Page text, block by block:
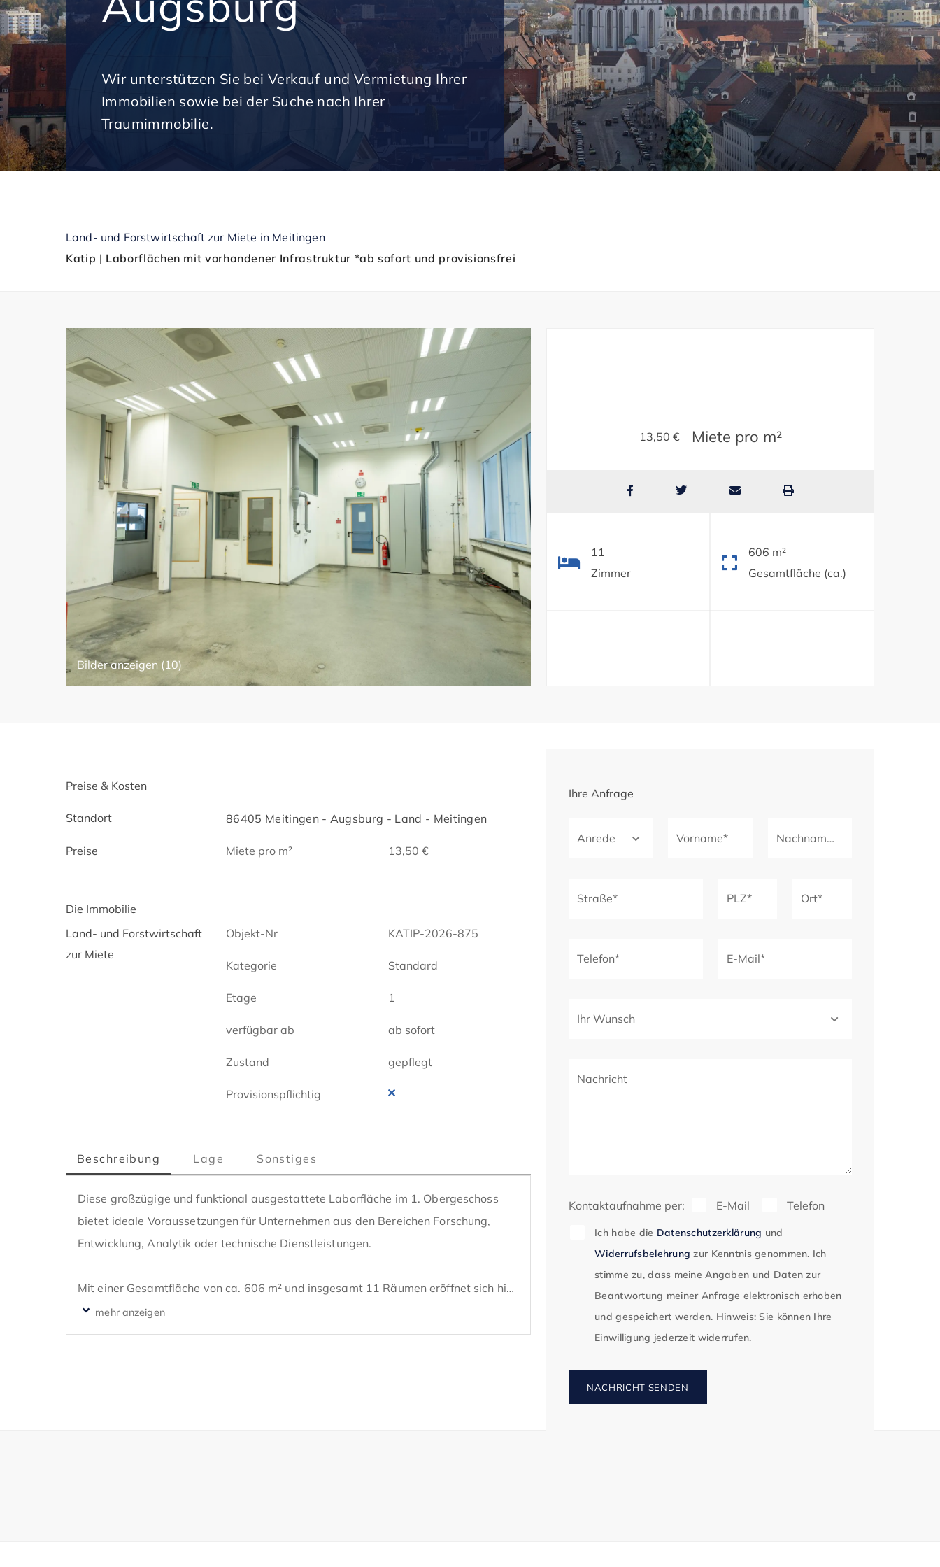
Wir unterstützen Sie bei Verkauf und Vermietung Ihrer
Immobilien sowie bei der Suche nach Ihrer
Traumimmobilie.
Land- und Forstwirtschaft zur Miete in Meitingen
Katip | Laborflächen mit vorhandener Infrastruktur *ab sofort und provisionsfrei
Bilder anzeigen (10)
13,50 € Miete pro m²
11
Zimmer
606 m²
Gesamtfläche (ca.)
Preise & Kosten
Standort 86405 Meitingen - Augsburg - Land - Meitingen
Preise Miete pro m² 13,50 €
Die Immobilie
Land- und Forstwirtschaft
zur Miete
Objekt-Nr KATIP-2026-875
Kategorie Standard
Etage 1
verfügbar ab ab sofort
Zustand gepflegt
Provisionspflichtig
Beschreibung Lage Sonstiges
Diese großzügige und funktional ausgestattete Laborfläche im 1. Obergeschoss
bietet ideale Voraussetzungen für Unternehmen aus den Bereichen Forschung,
Entwicklung, Analytik oder technische Dienstleistungen.
Mit einer Gesamtfläche von ca. 606 m² und insgesamt 11 Räumen eröffnet sich hier
eine vielseitig nutzbare Einheit, die sowohl für strukturierte Laborarbeit als auch für
begleitende Büro- oder Auswertungsbereiche bestens geeignet ist.
Ihre Anfrage
Anrede Vorname* Nachname*
Straße* PLZ* Ort*
Telefon* E-Mail*
Ihr Wunsch
Nachricht
Kontaktaufnahme per: E-Mail Telefon
Ich habe die Datenschutzerklärung und
Widerrufsbelehrung zur Kenntnis genommen. Ich
stimme zu, dass meine Angaben und Daten zur
Beantwortung meiner Anfrage elektronisch erhoben
und gespeichert werden. Hinweis: Sie können Ihre
Einwilligung jederzeit widerrufen.
NACHRICHT SENDEN